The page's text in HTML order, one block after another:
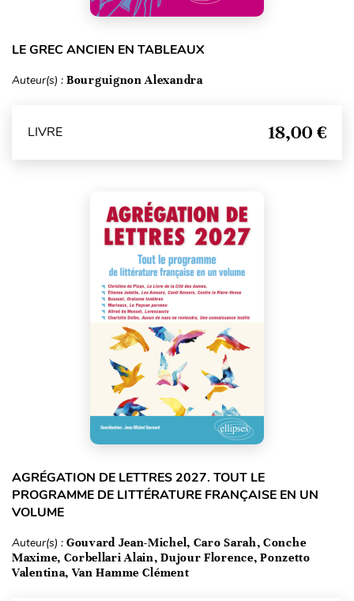
LE GREC ANCIEN EN TABLEAUX
Auteur(s) : Bourguignon Alexandra
LIVRE 18,00 €
AGRÉGATION DE LETTRES 2027. TOUT LE
PROGRAMME DE LITTÉRATURE FRANÇAISE EN UN
VOLUME
Auteur(s) : Gouvard Jean-Michel, Caro Sarah, Conche
Maxime, Corbellari Alain, Dujour Florence, Ponzetto
Valentina, Van Hamme Clément